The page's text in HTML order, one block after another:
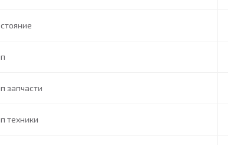
запчасти
техники